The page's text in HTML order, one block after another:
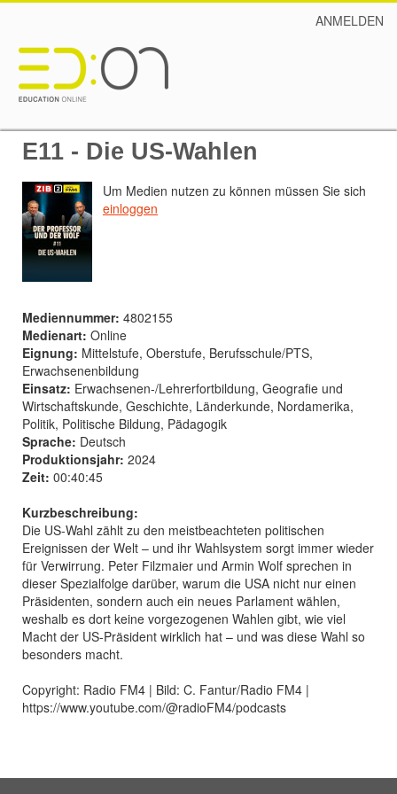
ANMELDEN
E11 - Die US-Wahlen
Um Medien nutzen zu können müssen Sie sich
einloggen
Mediennummer: 4802155
Medienart: Online
Eignung: Mittelstufe, Oberstufe, Berufsschule/PTS,
Erwachsenenbildung
Einsatz: Erwachsenen-/Lehrerfortbildung, Geografie und
Wirtschaftskunde, Geschichte, Länderkunde, Nordamerika,
Politik, Politische Bildung, Pädagogik
Sprache: Deutsch
Produktionsjahr: 2024
Zeit: 00:40:45
Kurzbeschreibung:
Die US-Wahl zählt zu den meistbeachteten politischen
Ereignissen der Welt – und ihr Wahlsystem sorgt immer wieder
für Verwirrung. Peter Filzmaier und Armin Wolf sprechen in
dieser Spezialfolge darüber, warum die USA nicht nur einen
Präsidenten, sondern auch ein neues Parlament wählen,
weshalb es dort keine vorgezogenen Wahlen gibt, wie viel
Macht der US-Präsident wirklich hat – und was diese Wahl so
besonders macht.
Copyright: Radio FM4 | Bild: C. Fantur/Radio FM4 |
https://www.youtube.com/@radioFM4/podcasts